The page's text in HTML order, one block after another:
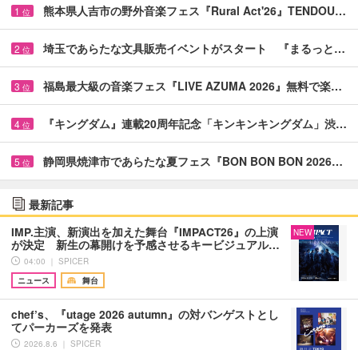
1 位 熊本県人吉市の野外音楽フェス『Rural Act'26』TENDOU…
2 位 埼玉であらたな文具販売イベントがスタート 『まるっと…
3 位 福島最大級の音楽フェス『LIVE AZUMA 2026』無料で楽…
4 位 『キングダム』連載20周年記念「キンキンキングダム」渋…
5 位 静岡県焼津市であらたな夏フェス『BON BON BON 2026…
最新記事
IMP.主演、新演出を加えた舞台『IMPACT26』の上演
が決定 新生の幕開けを予感させるキービジュアル…
04:00 ｜ SPICER
ニュース
舞台
NEW
chef’s、『utage 2026 autumn』の対バンゲストとし
てパーカーズを発表
2026.8.6 ｜ SPICER